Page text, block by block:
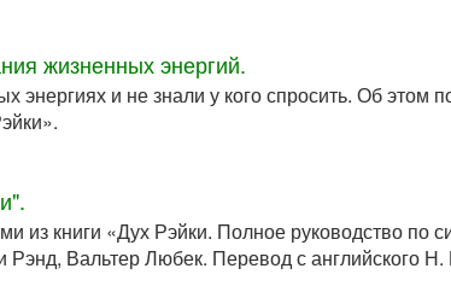
жизненных энергий.
энергиях и не знали у кого спросить. Об этом
из книги «Дух Рэйки. Полное руководство по
Вальтер Любек. Перевод с английского